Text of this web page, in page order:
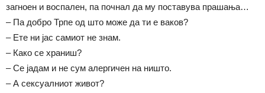
загноен и воспален, па почнал да му поставува прашања…
– Па добро Трпе од што може да ти е ваков?
– Ете ни јас самиот не знам.
– Како се храниш?
– Се јадам и не сум алергичен на ништо.
– А сексуалниот живот?